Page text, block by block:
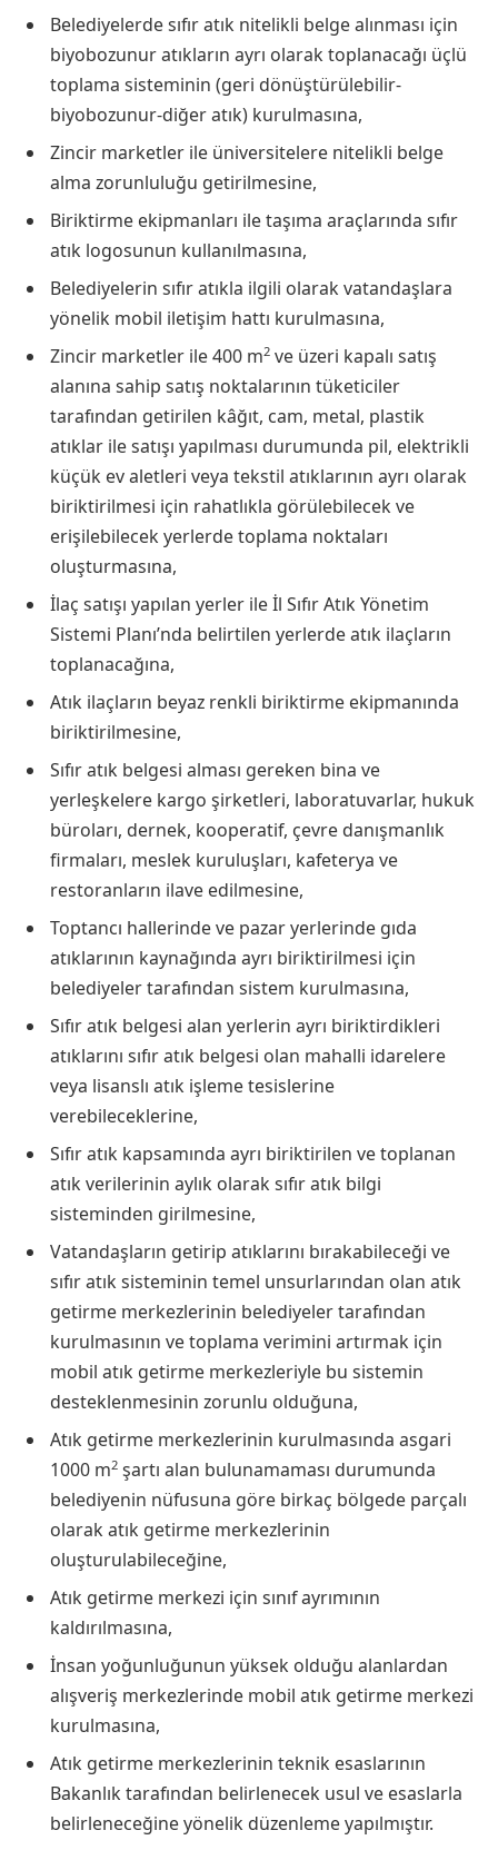
Belediyelerde sıfır atık nitelikli belge alınması için
biyobozunur atıkların ayrı olarak toplanacağı üçlü
toplama sisteminin (geri dönüştürülebilir-
biyobozunur-diğer atık) kurulmasına,
Zincir marketler ile üniversitelere nitelikli belge
alma zorunluluğu getirilmesine,
Biriktirme ekipmanları ile taşıma araçlarında sıfır
atık logosunun kullanılmasına,
Belediyelerin sıfır atıkla ilgili olarak vatandaşlara
yönelik mobil iletişim hattı kurulmasına,
Zincir marketler ile 400 m2 ve üzeri kapalı satış
alanına sahip satış noktalarının tüketiciler
tarafından getirilen kâğıt, cam, metal, plastik
atıklar ile satışı yapılması durumunda pil, elektrikli
küçük ev aletleri veya tekstil atıklarının ayrı olarak
biriktirilmesi için rahatlıkla görülebilecek ve
erişilebilecek yerlerde toplama noktaları
oluşturmasına,
İlaç satışı yapılan yerler ile İl Sıfır Atık Yönetim
Sistemi Planı’nda belirtilen yerlerde atık ilaçların
toplanacağına,
Atık ilaçların beyaz renkli biriktirme ekipmanında
biriktirilmesine,
Sıfır atık belgesi alması gereken bina ve
yerleşkelere kargo şirketleri, laboratuvarlar, hukuk
büroları, dernek, kooperatif, çevre danışmanlık
firmaları, meslek kuruluşları, kafeterya ve
restoranların ilave edilmesine,
Toptancı hallerinde ve pazar yerlerinde gıda
atıklarının kaynağında ayrı biriktirilmesi için
belediyeler tarafından sistem kurulmasına,
Sıfır atık belgesi alan yerlerin ayrı biriktirdikleri
atıklarını sıfır atık belgesi olan mahalli idarelere
veya lisanslı atık işleme tesislerine
verebileceklerine,
Sıfır atık kapsamında ayrı biriktirilen ve toplanan
atık verilerinin aylık olarak sıfır atık bilgi
sisteminden girilmesine,
Vatandaşların getirip atıklarını bırakabileceği ve
sıfır atık sisteminin temel unsurlarından olan atık
getirme merkezlerinin belediyeler tarafından
kurulmasının ve toplama verimini artırmak için
mobil atık getirme merkezleriyle bu sistemin
desteklenmesinin zorunlu olduğuna,
Atık getirme merkezlerinin kurulmasında asgari
1000 m2 şartı alan bulunamaması durumunda
belediyenin nüfusuna göre birkaç bölgede parçalı
olarak atık getirme merkezlerinin
oluşturulabileceğine,
Atık getirme merkezi için sınıf ayrımının
kaldırılmasına,
İnsan yoğunluğunun yüksek olduğu alanlardan
alışveriş merkezlerinde mobil atık getirme merkezi
kurulmasına,
Atık getirme merkezlerinin teknik esaslarının
Bakanlık tarafından belirlenecek usul ve esaslarla
belirleneceğine yönelik düzenleme yapılmıştır.